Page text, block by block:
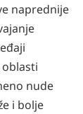
naprednije
nude
i bolje